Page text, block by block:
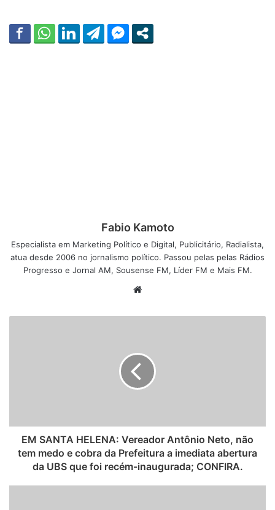
Fabio Kamoto
Especialista em Marketing Político e Digital, Publicitário, Radialista,
atua desde 2006 no jornalismo político. Passou pelas pelas Rádios
Progresso e Jornal AM, Sousense FM, Líder FM e Mais FM.
b
EM SANTA HELENA: Vereador Antônio Neto, não
tem medo e cobra da Prefeitura a imediata abertura
da UBS que foi recém-inaugurada; CONFIRA.